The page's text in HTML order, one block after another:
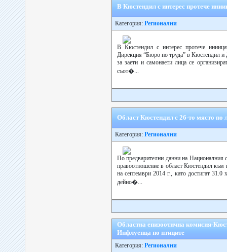
В Кюстендил с интерес протече
Категория: Регионални
В Кюстендил с интерес протече
Дирекция “Бюро по труда” в Кюстендил и
за заети и самонаети лица се
съот�...
Област Кюстендил с 26-то място по
Категория: Регионални
По предварителни данни на Националния
правоотношение в област Кюстендил към
на септември 2014 г., като достигат 31.0
дейно�...
Областна епизоотична комисия-
Инфлуенца по птиците
Категория: Регионални